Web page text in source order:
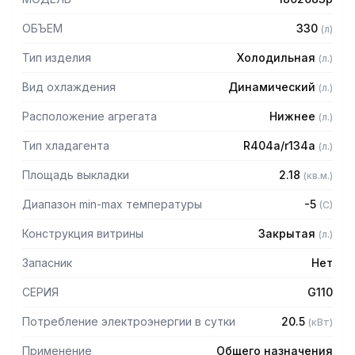
ОБЪЕМ 330 (л)
Тип изделия Холодильная (л.)
Вид охлаждения Динамический (л.)
Расположение агрегата Нижнее (л.)
Тип хладагента R404a/r134a (л.)
Площадь выкладки 2.18 (кв.м.)
Диапазон min-max температуры -5 (C)
Конструкция витрины Закрытая (л.)
Запасник Нет
СЕРИЯ G110
Потребление электроэнергии в сутки 20.5 (кВт)
Применение Общего назначения